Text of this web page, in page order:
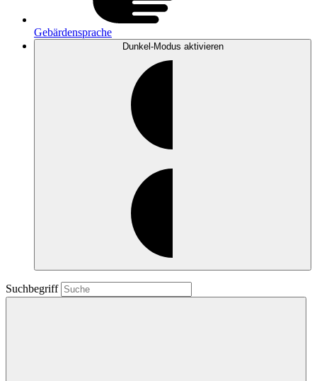
Gebärdensprache
Dunkel-Modus aktivieren
Suchbegriff